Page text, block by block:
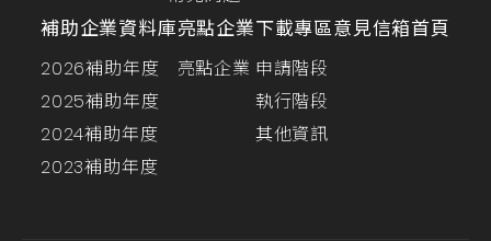
補助企業資料庫
2026補助年度
2025補助年度
2024補助年度
2023補助年度
亮點企業
亮點企業
下載專區
申請階段
執行階段
其他資訊
意見信箱首頁